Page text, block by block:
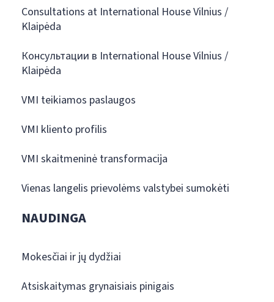
Consultations at International House Vilnius /
Klaipėda
Консультации в International House Vilnius /
Klaipėda
VMI teikiamos paslaugos
VMI kliento profilis
VMI skaitmeninė transformacija
Vienas langelis prievolėms valstybei sumokėti
NAUDINGA
Mokesčiai ir jų dydžiai
Atsiskaitymas grynaisiais pinigais